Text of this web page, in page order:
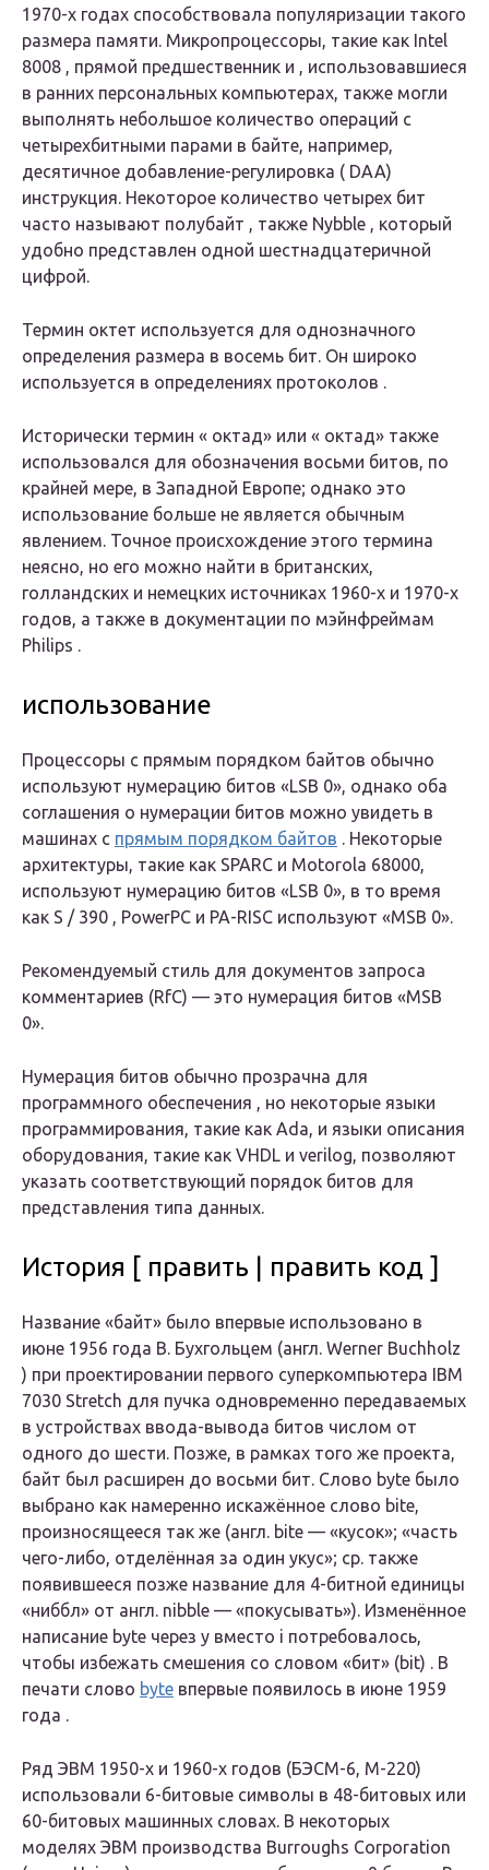
1970-х годах способствовала популяризации такого
размера памяти. Микропроцессоры, такие как Intel
8008 , прямой предшественник и , использовавшиеся
в ранних персональных компьютерах, также могли
выполнять небольшое количество операций с
четырехбитными парами в байте, например,
десятичное добавление-регулировка ( DAA)
инструкция. Некоторое количество четырех бит
часто называют полубайт , также Nybble , который
удобно представлен одной шестнадцатеричной
цифрой.
Термин октет используется для однозначного
определения размера в восемь бит. Он широко
используется в определениях протоколов .
Исторически термин « октад» или « октад» также
использовался для обозначения восьми битов, по
крайней мере, в Западной Европе; однако это
использование больше не является обычным
явлением. Точное происхождение этого термина
неясно, но его можно найти в британских,
голландских и немецких источниках 1960-х и 1970-х
годов, а также в документации по мэйнфреймам
Philips .
использование
Процессоры с прямым порядком байтов обычно
используют нумерацию битов «LSB 0», однако оба
соглашения о нумерации битов можно увидеть в
машинах с прямым порядком байтов . Некоторые
архитектуры, такие как SPARC и Motorola 68000,
используют нумерацию битов «LSB 0», в то время
как S / 390 , PowerPC и PA-RISC используют «MSB 0».
Рекомендуемый стиль для документов запроса
комментариев (RfC) — это нумерация битов «MSB
0».
Нумерация битов обычно прозрачна для
программного обеспечения , но некоторые языки
программирования, такие как Ada, и языки описания
оборудования, такие как VHDL и verilog, позволяют
указать соответствующий порядок битов для
представления типа данных.
История [ править | править код ]
Название «байт» было впервые использовано в
июне 1956 года В. Бухгольцем (англ. Werner Buchholz
) при проектировании первого суперкомпьютера IBM
7030 Stretch для пучка одновременно передаваемых
в устройствах ввода-вывода битов числом от
одного до шести. Позже, в рамках того же проекта,
байт был расширен до восьми бит. Слово byte было
выбрано как намеренно искажённое слово bite,
произносящееся так же (англ. bite — «кусок»; «часть
чего-либо, отделённая за один укус»; ср. также
появившееся позже название для 4-битной единицы
«ниббл» от англ. nibble — «покусывать»). Изменённое
написание byte через y вместо i потребовалось,
чтобы избежать смешения со словом «бит» (bit) . В
печати слово byte впервые появилось в июне 1959
года .
Ряд ЭВМ 1950-х и 1960-х годов (БЭСМ-6, М-220)
использовали 6-битовые символы в 48-битовых или
60-битовых машинных словах. В некоторых
моделях ЭВМ производства Burroughs Corporation